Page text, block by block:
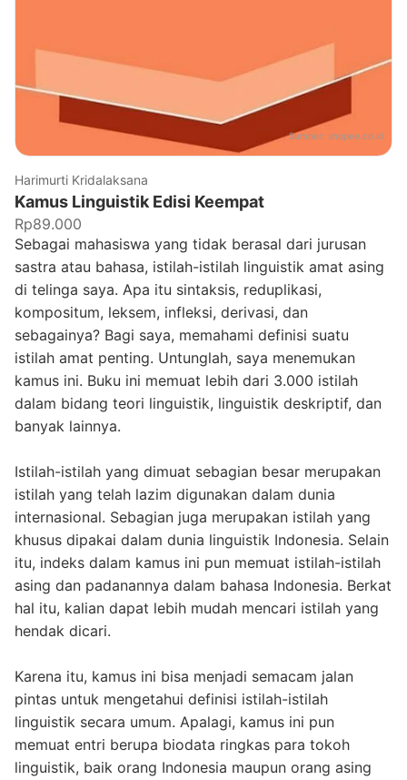
Sumber: shopee.co.id
Harimurti Kridalaksana
Kamus Linguistik Edisi Keempat
Rp89.000
Sebagai mahasiswa yang tidak berasal dari jurusan
sastra atau bahasa, istilah-istilah linguistik amat asing
di telinga saya. Apa itu sintaksis, reduplikasi,
kompositum, leksem, infleksi, derivasi, dan
sebagainya? Bagi saya, memahami definisi suatu
istilah amat penting. Untunglah, saya menemukan
kamus ini. Buku ini memuat lebih dari 3.000 istilah
dalam bidang teori linguistik, linguistik deskriptif, dan
banyak lainnya.
Istilah-istilah yang dimuat sebagian besar merupakan
istilah yang telah lazim digunakan dalam dunia
internasional. Sebagian juga merupakan istilah yang
khusus dipakai dalam dunia linguistik Indonesia. Selain
itu, indeks dalam kamus ini pun memuat istilah-istilah
asing dan padanannya dalam bahasa Indonesia. Berkat
hal itu, kalian dapat lebih mudah mencari istilah yang
hendak dicari.
Karena itu, kamus ini bisa menjadi semacam jalan
pintas untuk mengetahui definisi istilah-istilah
linguistik secara umum. Apalagi, kamus ini pun
memuat entri berupa biodata ringkas para tokoh
linguistik, baik orang Indonesia maupun orang asing